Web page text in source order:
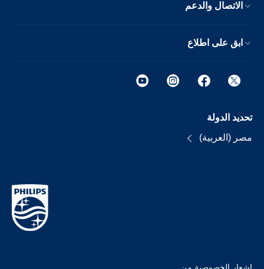
الاتصال والدعم
ابق على اطلاع
تحديد الدولة
مصر (العربية)